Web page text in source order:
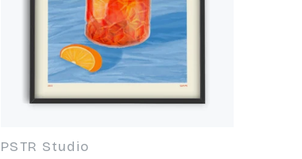
Fournisseur :
PSTR Studio